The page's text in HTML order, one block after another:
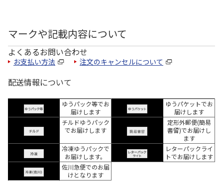
マークや記載内容について
よくあるお問い合わせ
お支払い方法 注文のキャンセルについて
配送情報について
ゆうパック等でお
届けします
ゆうパケットでお
届けします
チルドゆうパック
でお届けします
定形外郵便(簡易
書留)でお届けし
ます
冷凍ゆうパックで
お届けします。
レターパックライ
トでお届けします
佐川急便でのお届
けとなります